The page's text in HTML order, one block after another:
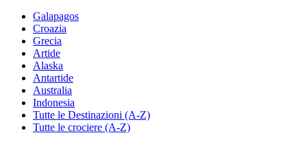
Galapagos
Croazia
Grecia
Artide
Alaska
Antartide
Australia
Indonesia
Tutte le Destinazioni (A-Z)
Tutte le crociere (A-Z)